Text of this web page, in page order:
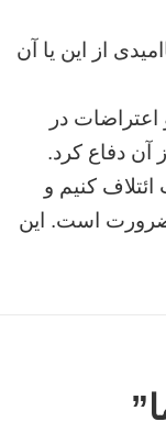
از این یا آن
اعتراضات در
دفاع کرد.
کنیم و
ضرورت است. این